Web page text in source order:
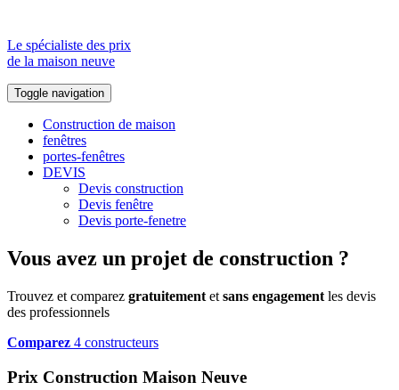
Le spécialiste des prix
de la maison neuve
Toggle navigation
Construction de maison
fenêtres
portes-fenêtres
DEVIS
Devis construction
Devis fenêtre
Devis porte-fenetre
Vous avez un projet de construction ?
Trouvez et comparez gratuitement et sans engagement les devis
des professionnels
Comparez 4 constructeurs
Prix Construction Maison Neuve